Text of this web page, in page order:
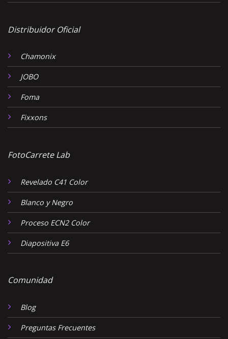
Distribuidor Oficial
Chamonix
JOBO
Foma
Fixxons
FotoCarrete Lab
Revelado C41 Color
Blanco y Negro
Proceso ECN2 Color
Diapositiva E6
Comunidad
Blog
Preguntas Frecuentes